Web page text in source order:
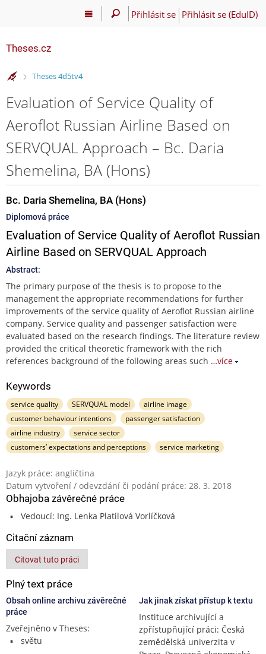
Přihlásit se Přihlásit se (EduID)
Theses.cz
>
Theses 4d5tv4
Evaluation of Service Quality of
Aeroflot Russian Airline Based on
SERVQUAL Approach – Bc. Daria
Shemelina, BA (Hons)
Bc. Daria Shemelina, BA (Hons)
Diplomová práce
Evaluation of Service Quality of Aeroflot Russian
Airline Based on SERVQUAL Approach
Abstract:
The primary purpose of the thesis is to propose to the
management the appropriate recommendations for further
improvements of the service quality of Aeroflot Russian airline
company. Service quality and passenger satisfaction were
evaluated based on the research findings. The literature review
provided the critical theoretic framework with the rich
references background of the following areas such …více
Keywords
service quality SERVQUAL model
airline image
customer behaviour intentions
passenger satisfaction
airline industry
service sector
customers’ expectations and perceptions
service marketing
Jazyk práce: angličtina
Datum vytvoření / odevzdání či podání práce: 28. 3. 2018
Obhajoba závěrečné práce
Vedoucí: Ing. Lenka Platilová Vorlíčková
Citační záznam
Citovat tuto práci
Plný text práce
Obsah online archivu závěrečné
práce
Zveřejněno v Theses:
světu
Jak jinak získat přístup k textu
Instituce archivující a
zpřístupňující práci: Česká
zemědělská univerzita v